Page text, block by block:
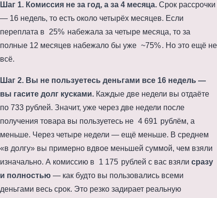
Шаг 1. Комиссия не за год, а за 4 месяца. Срок рассрочки
— 16 недель, то есть около четырёх месяцев. Если
переплата в 25% набежала за четыре месяца, то за
полные 12 месяцев набежало бы уже ~75% . Но это ещё не
всё.
Шаг 2. Вы не пользуетесь деньгами все 16 недель —
вы гасите долг кусками. Каждые две недели вы отдаёте
по 733 рублей. Значит, уже через две недели после
получения товара вы пользуетесь не 4 691 рублём, а
меньше. Через четыре недели — ещё меньше. В среднем
«в долгу» вы примерно вдвое меньшей суммой, чем взяли
изначально. А комиссию в
1 175 рублей с вас взяли сразу
и полностью — как будто вы пользовались всеми
деньгами весь срок. Это резко задирает реальную